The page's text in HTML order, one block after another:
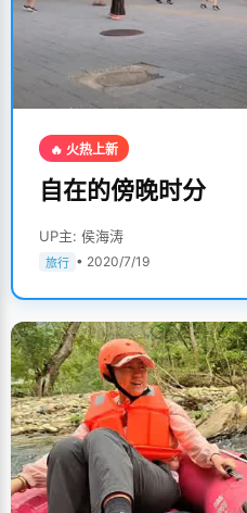
🔥 火热上新
自在的傍晚时分
UP主: 侯海涛
旅行 • 2020/7/19